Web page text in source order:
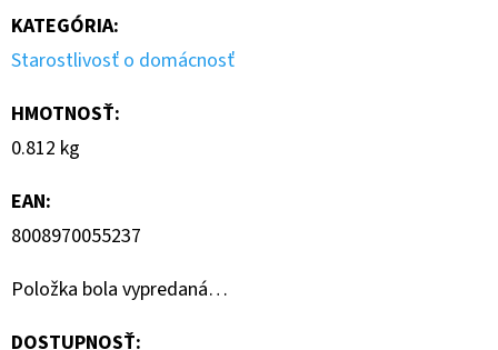
KATEGÓRIA:
Starostlivosť o domácnosť
HMOTNOSŤ:
0.812 kg
EAN:
8008970055237
Položka bola vypredaná…
DOSTUPNOSŤ: